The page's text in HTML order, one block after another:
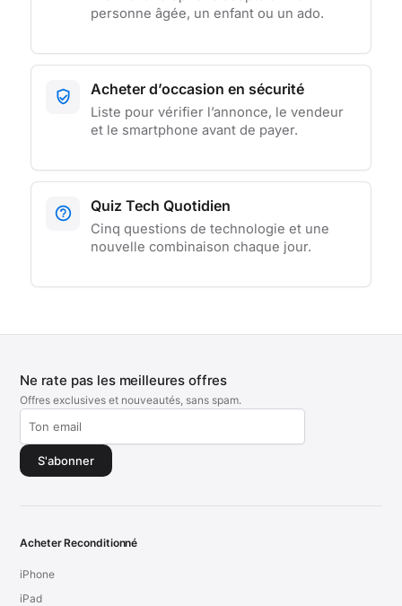
personne âgée, un enfant ou un ado.
Acheter d’occasion en sécurité
Liste pour vérifier l’annonce, le vendeur
et le smartphone avant de payer.
Quiz Tech Quotidien
Cinq questions de technologie et une
nouvelle combinaison chaque jour.
Ne rate pas les meilleures offres
Offres exclusives et nouveautés, sans spam.
S'abonner
Acheter Reconditionné
iPhone
iPad